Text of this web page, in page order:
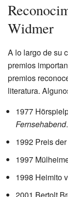
Widmer
A lo largo de su
premios
premios
literatura.
1977
Fernsehabend.
1992 Preis
1997
1998 Heimito